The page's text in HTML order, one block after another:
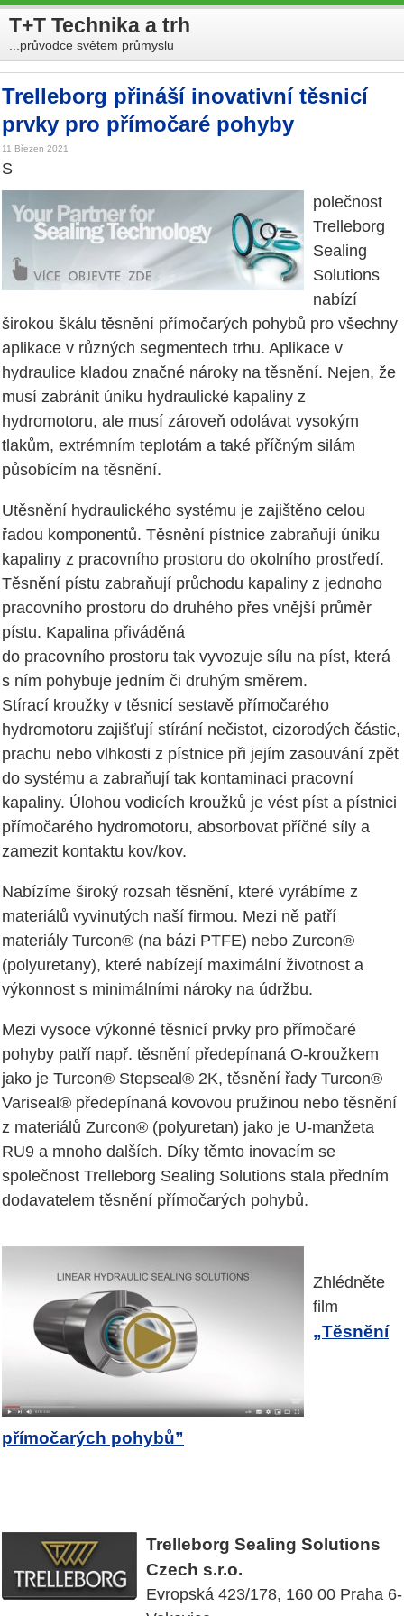
T+T Technika a trh
...průvodce světem průmyslu
Trelleborg přináší inovativní těsnicí
prvky pro přímočaré pohyby
11 Březen 2021
S
polečnost
Trelleborg
Sealing
Solutions
nabízí
širokou škálu těsnění přímočarých pohybů pro všechny
aplikace v různých segmentech trhu. Aplikace v
hydraulice kladou značné nároky na těsnění. Nejen, že
musí zabránit úniku hydraulické kapaliny z
hydromotoru, ale musí zároveň odolávat vysokým
tlakům, extrémním teplotám a také příčným silám
působícím na těsnění.
Utěsnění hydraulického systému je zajištěno celou
řadou komponentů. Těsnění pístnice zabraňují úniku
kapaliny z pracovního prostoru do okolního prostředí.
Těsnění pístu zabraňují průchodu kapaliny z jednoho
pracovního prostoru do druhého přes vnější průměr
pístu. Kapalina přiváděná
do pracovního prostoru tak vyvozuje sílu na píst, která
s ním pohybuje jedním či druhým směrem.
Stírací kroužky v těsnicí sestavě přímočarého
hydromotoru zajišťují stírání nečistot, cizorodých částic,
prachu nebo vlhkosti z pístnice při jejím zasouvání zpět
do systému a zabraňují tak kontaminaci pracovní
kapaliny. Úlohou vodicích kroužků je vést píst a pístnici
přímočarého hydromotoru, absorbovat příčné síly a
zamezit kontaktu kov/kov.
Nabízíme široký rozsah těsnění, které vyrábíme z
materiálů vyvinutých naší firmou. Mezi ně patří
materiály Turcon® (na bázi PTFE) nebo Zurcon®
(polyuretany), které nabízejí maximální životnost a
výkonnost s minimálními nároky na údržbu.
Mezi vysoce výkonné těsnicí prvky pro přímočaré
pohyby patří např. těsnění předepínaná O-kroužkem
jako je Turcon® Stepseal® 2K, těsnění řady Turcon®
Variseal® předepínaná kovovou pružinou nebo těsnění
z materiálů Zurcon® (polyuretan) jako je U-manžeta
RU9 a mnoho dalších. Díky těmto inovacím se
společnost Trelleborg Sealing Solutions stala předním
dodavatelem těsnění přímočarých pohybů.
Zhlédněte
film
„Těsnění
přímočarých pohybů”
Trelleborg Sealing Solutions
Czech s.r.o.
Evropská 423/178, 160 00 Praha 6-